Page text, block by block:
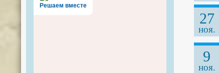
Решаем вместе
27
ноя.
9
ноя.